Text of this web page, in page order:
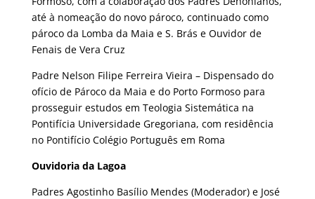
até à nomeação do novo pároco, continuado como
pároco da Lomba da Maia e S. Brás e Ouvidor de
Fenais de Vera Cruz
Padre Nelson Filipe Ferreira Vieira – Dispensado do
ofício de Pároco da Maia e do Porto Formoso para
prosseguir estudos em Teologia Sistemática na
Pontifícia Universidade Gregoriana, com residência
no Pontifício Colégio Português em Roma
Ouvidoria da Lagoa
Padres Agostinho Basílio Mendes (Moderador) e José